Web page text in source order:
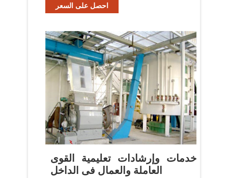
احصل على السعر
خدمات وإرشادات تعليمية القوى
العاملة والعمال فى الداخل